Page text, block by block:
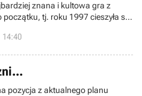
znana i kultowa gra z
tj. roku 1997 cieszyła się
wśród graczy (225
W międzyczasie doczekała
Revenge.
14:40
pozycja z aktualnego planu